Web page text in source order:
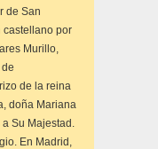
de San
castellano por
Murillo,
de la reina
doña Mariana
Su Majestad.
En Madrid,